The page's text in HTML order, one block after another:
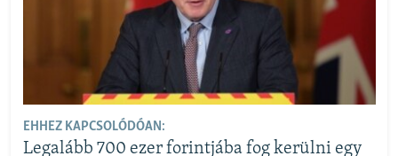
EHHEZ KAPCSOLÓDÓAN:
Legalább 700 ezer forintjába fog kerülni egy